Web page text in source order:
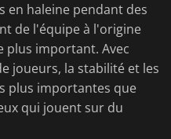
en haleine pendant des
de l'équipe à l'origine
plus important. Avec
joueurs, la stabilité et les
plus importantes que
qui jouent sur du